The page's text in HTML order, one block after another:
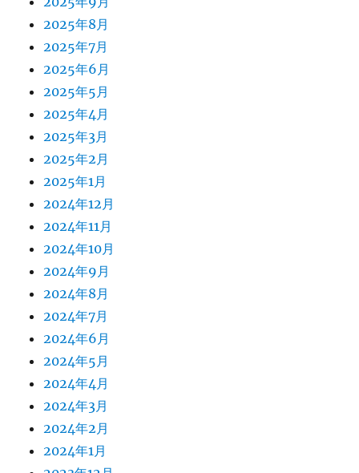
2025年8月
2025年7月
2025年6月
2025年5月
2025年4月
2025年3月
2025年2月
2025年1月
2024年12月
2024年11月
2024年10月
2024年9月
2024年8月
2024年7月
2024年6月
2024年5月
2024年4月
2024年3月
2024年2月
2024年1月